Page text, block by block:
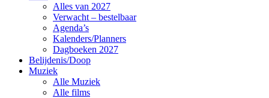
Alles van 2027
Verwacht – bestelbaar
Agenda’s
Kalenders/Planners
Dagboeken 2027
Belijdenis/Doop
Muziek
Alle Muziek
Alle films